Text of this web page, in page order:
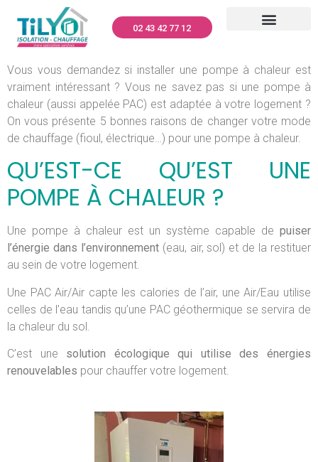
02 43 42 77 12
Vous vous demandez si installer une pompe à chaleur est
vraiment intéressant ? Vous ne savez pas si une pompe à
chaleur (aussi appelée PAC) est adaptée à votre logement ?
On vous présente 5 bonnes raisons de changer votre mode
de chauffage (fioul, électrique…) pour une pompe à chaleur.
QU’EST-CE QU’EST UNE
POMPE À CHALEUR ?
Une pompe à chaleur est un système capable de puiser
l’énergie dans l’environnement(eau, air, sol) et de la restituer
au sein de votre logement.
Une PAC Air/Air capte les calories de l’air, une Air/Eau utilise
celles de l’eau tandis qu’une PAC géothermique se servira de
la chaleur du sol.
C’est une solution écologique qui utilise des énergies
renouvelables pour chauffer votre logement.